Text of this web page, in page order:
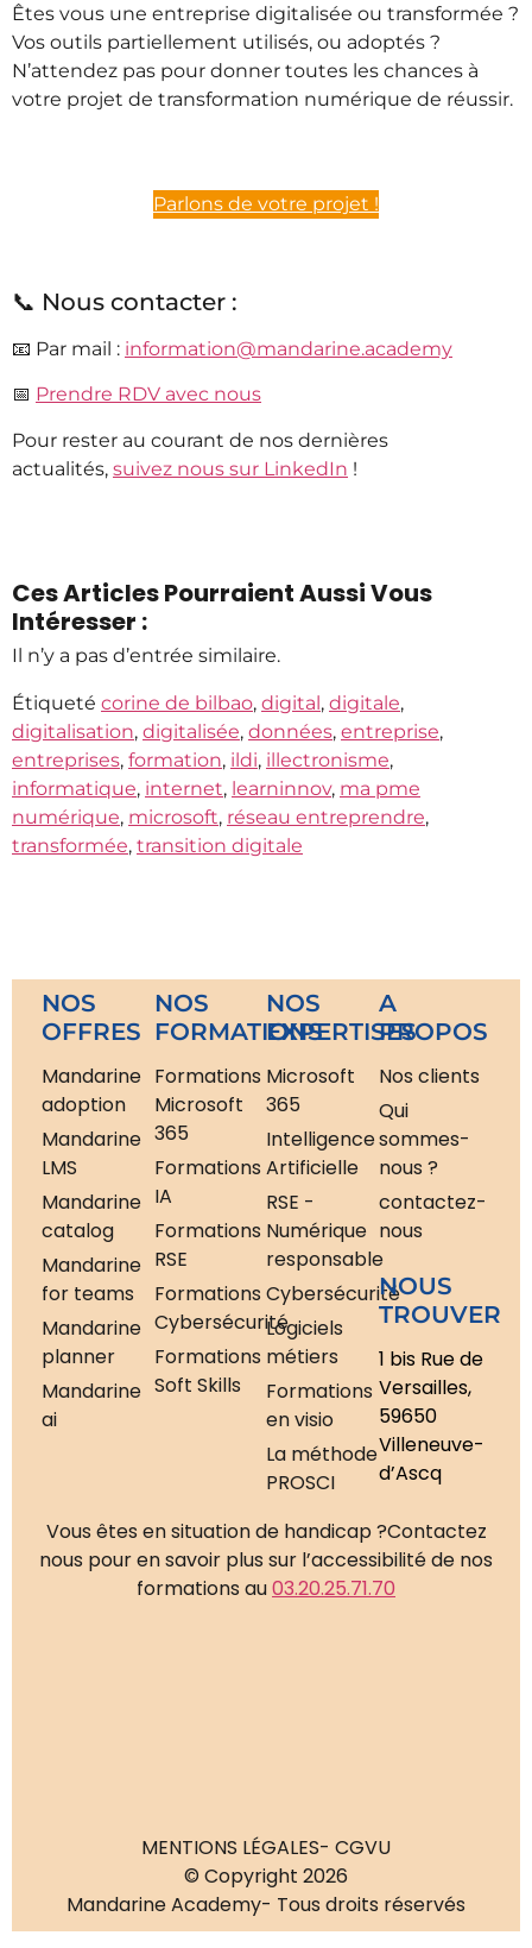
Êtes vous une entreprise digitalisée ou transformée ?
Vos outils partiellement utilisés, ou adoptés ?
N’attendez pas pour donner toutes les chances à
votre projet de transformation numérique de réussir.
Parlons de votre projet !
📞 Nous contacter :
📧 Par mail : information@mandarine.academy
📅 Prendre RDV avec nous
Pour rester au courant de nos dernières
actualités, suivez nous sur LinkedIn !
Ces Articles Pourraient Aussi Vous
Intéresser :
Il n’y a pas d’entrée similaire.
Étiqueté corine de bilbao, digital , digitale,
digitalisation, digitalisée, données, entreprise,
entreprises, formation, ildi, illectronisme,
informatique, internet, learninnov, ma pme
numérique, microsoft, réseau entreprendre,
transformée, transition digitale
NOS
OFFRES
Mandarine
adoption
Mandarine
LMS
Mandarine
catalog
Mandarine
for teams
Mandarine
planner
Mandarine
ai
NOS
FORMATIONS
Formations
Microsoft
365
Formations
IA
Formations
RSE
Formations
Cybersécurité
Formations
Soft Skills
NOS
EXPERTISES
Microsoft
365
Intelligence
Artificielle
RSE -
Numérique
responsable
Cybersécurité
Logiciels
métiers
Formations
en visio
La méthode
PROSCI
A
PROPOS
Nos clients
Qui
sommes-
nous ?
contactez-
nous
NOUS
TROUVER
1 bis Rue de
Versailles,
59650
Villeneuve-
d’Ascq
Vous êtes en situation de handicap ?Contactez
nous pour en savoir plus sur l’accessibilité de nos
formations au03.20.25.71.70
MENTIONS LÉGALES- CGVU
© Copyright 2026
Mandarine Academy- Tous droits réservés